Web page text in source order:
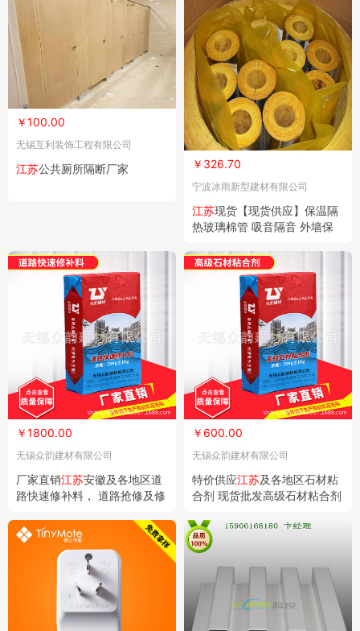
￥100.00
无锡互利装饰工程有限公司
江苏公共厕所隔断厂家 ￥326.70
宁波冰雨新型建材有限公司
江苏现货【现货供应】保温隔
热玻璃棉管 吸音隔音 外墙保
￥1800.00
无锡众韵建材有限公司
厂家直销江苏安徽及各地区道
路快速修补料， 道路抢修及修
￥600.00
无锡众韵建材有限公司
特价供应江苏及各地区石材粘
合剂 现货批发高级石材粘合剂